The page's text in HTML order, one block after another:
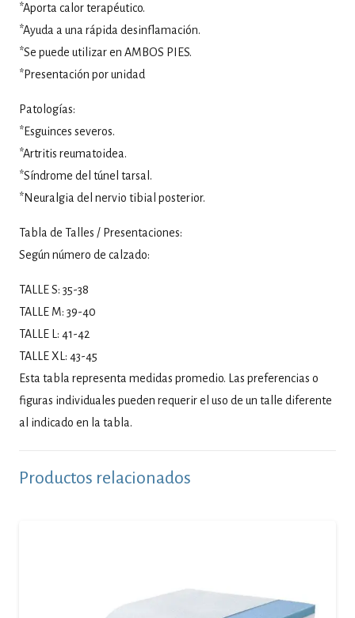
*Aporta calor terapéutico.
*Ayuda a una rápida desinflamación.
*Se puede utilizar en AMBOS PIES.
*Presentación por unidad
Patologías:
*Esguinces severos.
*Artritis reumatoidea.
*Síndrome del túnel tarsal.
*Neuralgia del nervio tibial posterior.
Tabla de Talles / Presentaciones:
Según número de calzado:
TALLE S: 35-38
TALLE M: 39-40
TALLE L: 41-42
TALLE XL: 43-45
Esta tabla representa medidas promedio. Las preferencias o
figuras individuales pueden requerir el uso de un talle diferente
al indicado en la tabla.
Productos relacionados